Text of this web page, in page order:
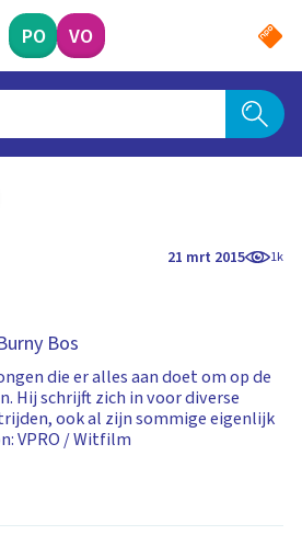
PO VO
21 mrt 2015 1k
Bos
die er alles aan doet om op de
Hij schrijft zich in voor diverse
ook al zijn sommige eigenlijk
VPRO / Witfilm